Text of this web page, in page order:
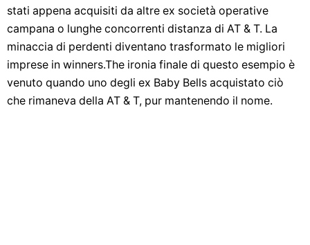
stati appena acquisiti da altre ex società operative
campana o lunghe concorrenti distanza di AT & T. La
minaccia di perdenti diventano trasformato le migliori
imprese in winners.The ironia finale di questo esempio è
venuto quando uno degli ex Baby Bells acquistato ciò
che rimaneva della AT & T, pur mantenendo il nome.